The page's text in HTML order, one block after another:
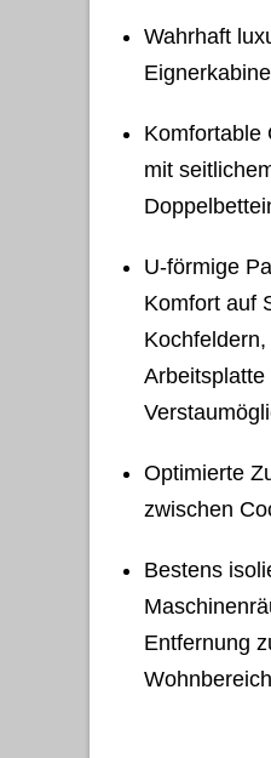
Wahrhaft
Eignerkabine
Komfortable
mit
U-förmige
Komfort auf
Optimierte
zwischen
Bestens
Entfernung
Wohnbereich